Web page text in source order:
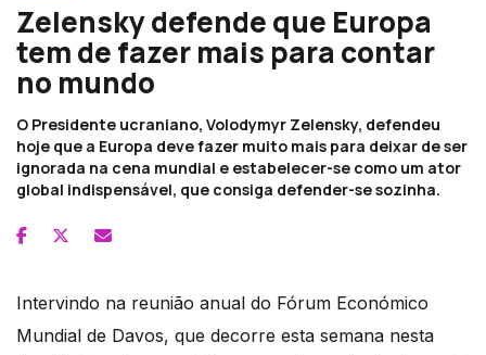
Zelensky defende que Europa
tem de fazer mais para contar
no mundo
O Presidente ucraniano, Volodymyr Zelensky, defendeu
hoje que a Europa deve fazer muito mais para deixar de ser
ignorada na cena mundial e estabelecer-se como um ator
global indispensável, que consiga defender-se sozinha.
Intervindo na reunião anual do Fórum Económico
Mundial de Davos, que decorre esta semana nesta